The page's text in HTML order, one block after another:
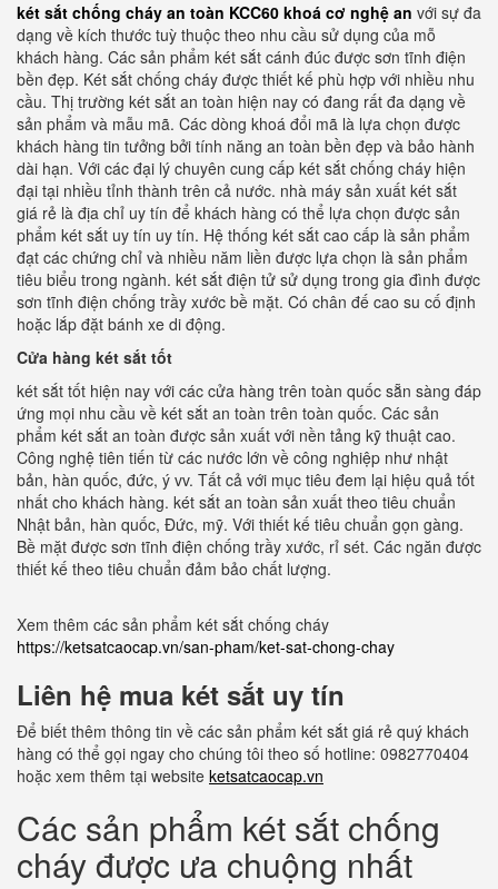
két sắt chống cháy an toàn KCC60 khoá cơ nghệ an với sự đa
dạng về kích thước tuỳ thuộc theo nhu cầu sử dụng của mỗ
khách hàng. Các sản phẩm két sắt cánh đúc được sơn tĩnh điện
bền đẹp. Két sắt chống cháy được thiết kế phù hợp với nhiều nhu
cầu. Thị trường két sắt an toàn hiện nay có đang rất đa dạng về
sản phẩm và mẫu mã. Các dòng khoá đổi mã là lựa chọn được
khách hàng tin tưởng bởi tính năng an toàn bền đẹp và bảo hành
dài hạn. Với các đại lý chuyên cung cấp két sắt chống cháy hiện
đại tại nhiều tỉnh thành trên cả nước. nhà máy sản xuất két sắt
giá rẻ là địa chỉ uy tín để khách hàng có thể lựa chọn được sản
phẩm két sắt uy tín uy tín. Hệ thống két sắt cao cấp là sản phẩm
đạt các chứng chỉ và nhiều năm liền được lựa chọn là sản phẩm
tiêu biểu trong ngành. két sắt điện tử sử dụng trong gia đình được
sơn tĩnh điện chống trầy xước bề mặt. Có chân đế cao su cố định
hoặc lắp đặt bánh xe di động.
Cửa hàng két sắt tốt
két sắt tốt hiện nay với các cửa hàng trên toàn quốc sẵn sàng đáp
ứng mọi nhu cầu về két sắt an toàn trên toàn quốc. Các sản
phẩm két sắt an toàn được sản xuất với nền tảng kỹ thuật cao.
Công nghệ tiên tiến từ các nước lớn về công nghiệp như nhật
bản, hàn quốc, đức, ý vv. Tất cả với mục tiêu đem lại hiệu quả tốt
nhất cho khách hàng. két sắt an toàn sản xuất theo tiêu chuẩn
Nhật bản, hàn quốc, Đức, mỹ. Với thiết kế tiêu chuẩn gọn gàng.
Bề mặt được sơn tĩnh điện chống trầy xước, rỉ sét. Các ngăn được
thiết kế theo tiêu chuẩn đảm bảo chất lượng.
Xem thêm các sản phẩm két sắt chống cháy
https://ketsatcaocap.vn/san-pham/ket-sat-chong-chay
Liên hệ mua két sắt uy tín
Để biết thêm thông tin về các sản phẩm két sắt giá rẻ quý khách
hàng có thể gọi ngay cho chúng tôi theo số hotline: 0982770404
hoặc xem thêm tại website ketsatcaocap.vn
Các sản phẩm két sắt chống
cháy được ưa chuộng nhất